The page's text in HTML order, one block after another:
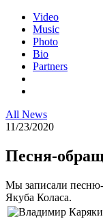
Video
Music
Photo
Bio
Partners
All News
11/23/2020
Песня-
Мы записали песню-
Якуба Коласа.